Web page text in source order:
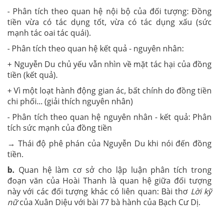
- Phân tích theo quan hệ nội bộ của đối tượng: Đồng
tiền vừa có tác dụng tốt, vừa có tác dụng xấu (sức
mạnh tác oai tác quái).
- Phân tích theo quan hệ kết quả - nguyên nhân:
+ Nguyễn Du chủ yếu vẫn nhìn về mặt tác hại của đồng
tiền (kết quả).
+ Vì một loạt hành động gian ác, bất chính do đồng tiền
chi phối... (giải thích nguyên nhân)
- Phân tích theo quan hệ nguyên nhân - kết quả: Phân
tích sức mạnh của đồng tiền
→ Thái độ phê phán của Nguyễn Du khi nói đến đồng
tiền.
b. Quan hệ làm cơ sở cho lập luận phân tích trong
đoạn văn của Hoài Thanh là quan hệ giữa đối tượng
này với các đối tượng khác có liên quan: Bài thơ Lời kỹ
nữcủa Xuân Diệu với bài 77 bà hành của Bạch Cư Dị.